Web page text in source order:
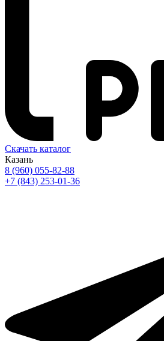
Скачать каталог
Казань
8 (960) 055-82-88
+7 (843) 253-01-36